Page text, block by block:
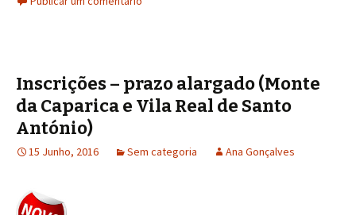
Inscrições – prazo alargado (Monte
da Caparica e Vila Real de Santo
António)
15 Junho, 2016 Sem categoria Ana Gonçalves